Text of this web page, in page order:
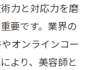
力と対応力を磨
要です。業界の
オンラインコー
より、美容師と